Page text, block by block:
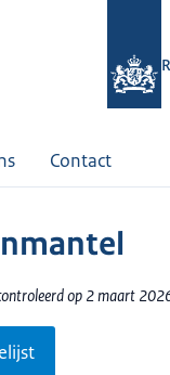
Contact
op 2 maart